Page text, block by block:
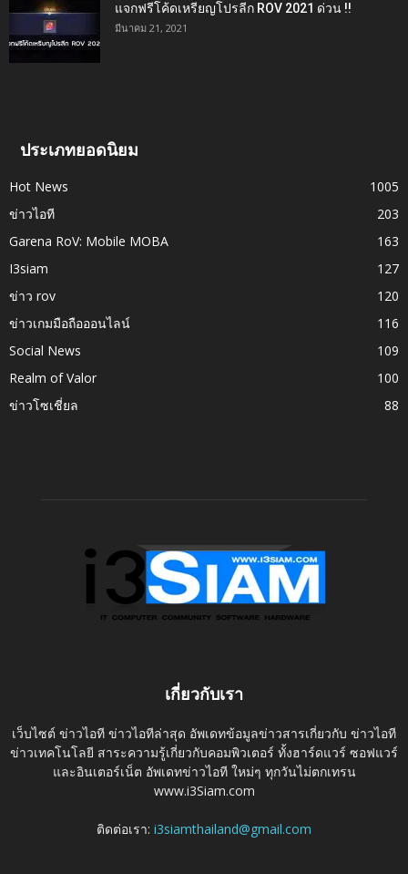
แจกฟรีโค้ดเหรียญโปรลีก ROV 2021 ด่วน !!
มีนาคม 21, 2021
ประเภทยอดนิยม
Hot News
1005
ข่าวไอที
203
Garena RoV: Mobile MOBA
163
I3siam
127
ข่าว rov
120
ข่าวเกมมือถือออนไลน์
116
Social News
109
Realm of Valor
100
ข่าวโซเชี่ยล
88
เกี่ยวกับเรา
เว็บไซต์ ข่าวไอที ข่าวไอทีล่าสุด อัพเดทข้อมูลข่าวสารเกี่ยวกับ ข่าวไอที
ข่าวเทคโนโลยี สาระความรู้เกี่ยวกับคอมพิวเตอร์ ทั้งฮาร์ดแวร์ ซอฟแวร์
และอินเตอร์เน็ต อัพเดทข่าวไอที ใหม่ๆ ทุกวันไม่ตกเทรน
www.i3Siam.com
ติดต่อเรา: i3siamthailand@gmail.com